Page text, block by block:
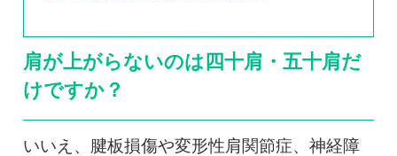
肩が上がらないのは四十肩・五十肩だ
けですか？
いいえ、腱板損傷や変形性肩関節症、神経障